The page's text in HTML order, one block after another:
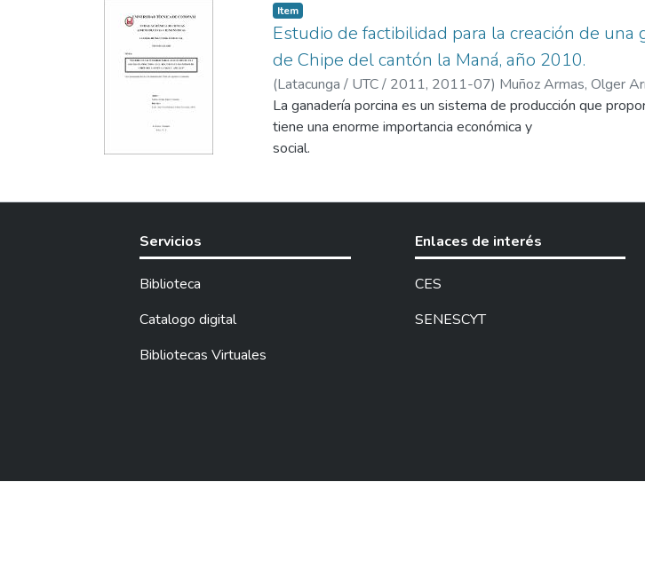
correcto crecimiento de cerdos, poniendo en consideración
Se estableció que la producción de cerdos sea de forma
personal especializado que garantice una mayor
Como resultado de la evaluación financiera se ha podido
rentabilidad del proyecto con un Valor Actual Neto (VAN)
46% y la relación beneficio / costo (B/C) de 2,49,
El presente proyecto constituye un modelo de producción
la región y al medio ambiente.
Item
Estudio de factibilidad para la creación de
de Chipe del cantón la Maná, año 2010.
(Latacunga / UTC / 2011, 2011-07) Muñoz Armas, Olger
La ganadería porcina es un sistema de producción que
tiene una enorme importancia económica y
social.
Servicios
Biblioteca
Catalogo digital
Bibliotecas Virtuales
Enlaces de interés
CES
SENESCYT